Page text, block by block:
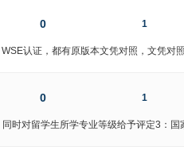
0 1
认证，都有原版本文凭对照，文凭对照
0 1
时对留学生所学专业等级给予评定3：